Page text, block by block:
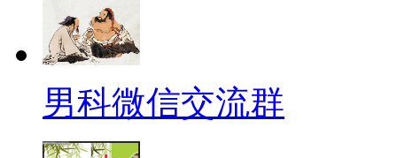
男科微信交流群